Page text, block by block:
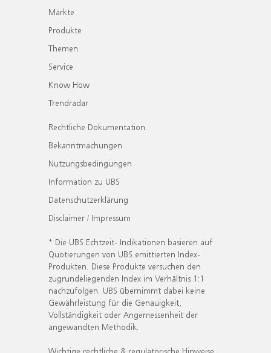
Märkte
Produkte
Themen
Service
Know How
Trendradar
Rechtliche Dokumentation
Bekanntmachungen
Nutzungsbedingungen
Information zu UBS
Datenschutzerklärung
Disclaimer / Impressum
* Die UBS Echtzeit- Indikationen basieren auf
Quotierungen von UBS emittierten Index-
Produkten. Diese Produkte versuchen den
zugrundeliegenden Index im Verhältnis 1:1
nachzufolgen. UBS übernimmt dabei keine
Gewährleistung für die Genauigkeit,
Vollständigkeit oder Angemessenheit der
angewandten Methodik.